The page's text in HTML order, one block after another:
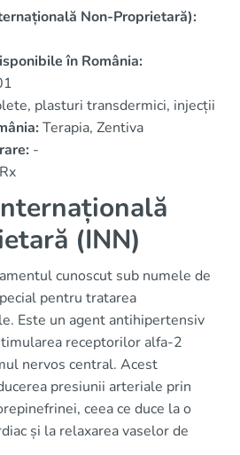
Non-Proprietară):
în România:
plasturi transdermici, injecții
Terapia, Zentiva
-
(INN)
cunoscut sub numele de
pentru tratarea
Este un agent antihipertensiv
receptorilor alfa-2
nervos central. Acest
presiunii arteriale prin
ceea ce duce la o
și la relaxarea vaselor de